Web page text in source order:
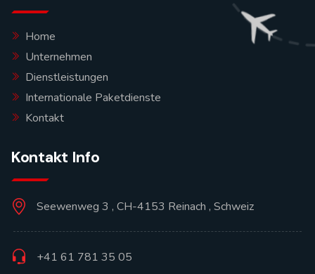
Home
Unternehmen
Dienstleistungen
Internationale Paketdienste
Kontakt
Kontakt Info
Seewenweg 3 , CH-4153 Reinach , Schweiz
+41 61 781 35 05